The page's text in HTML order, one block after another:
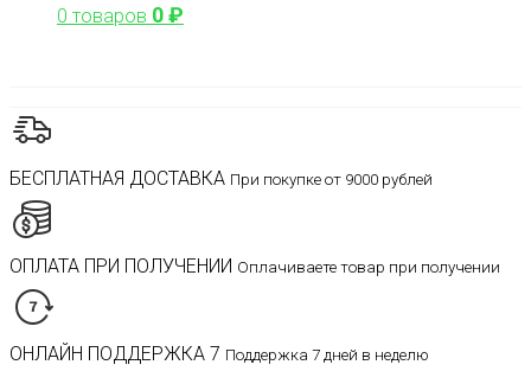
0 товаров 0₽
БЕСПЛАТНАЯ ДОСТАВКА При покупке от 9000 рублей
ОПЛАТА ПРИ ПОЛУЧЕНИИ Оплачиваете товар при получении
ОНЛАЙН ПОДДЕРЖКА 7 Поддержка 7 дней в неделю